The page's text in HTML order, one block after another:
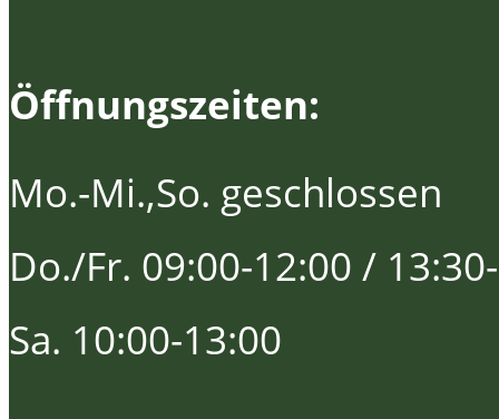
Öffnungszeiten:
Mo.-Mi.,So. geschlossen
Do./Fr. 09:00-12:00 /
Sa. 10:00-13:00